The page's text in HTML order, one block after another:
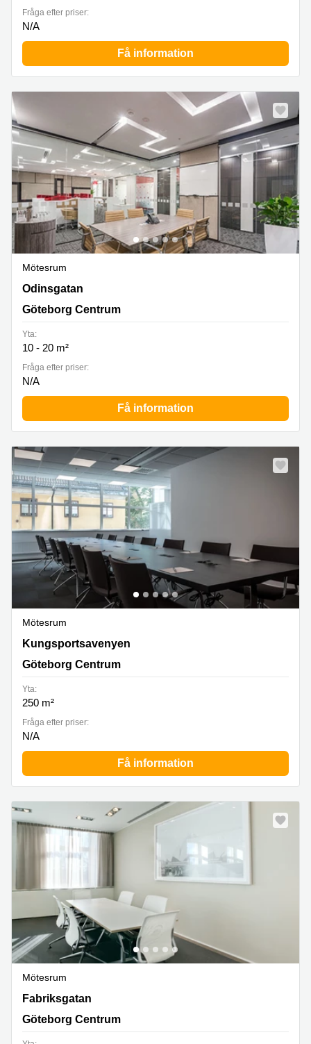
Fråga efter priser:
N/A
Få information
Mötesrum
Odinsgatan 13, Göteborg Centrum
Odinsgatan
Göteborg Centrum
Yta:
10 - 20 m²
Fråga efter priser:
N/A
Få information
Mötesrum
Kungsportsavenyn 21, Göteborg Centrum
Kungsportsavenyen
Göteborg Centrum
Yta:
250 m²
Fråga efter priser:
N/A
Få information
Mötesrum
Fabriksgatan 7, Göteborg Centrum
Fabriksgatan
Göteborg Centrum